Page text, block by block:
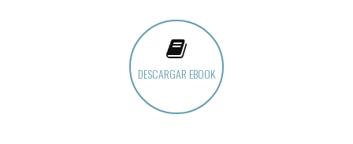
DESCARGAR EBOOK